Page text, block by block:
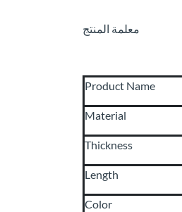
معلمة المنتج
Product Name
Material
Thickness
Length
Color